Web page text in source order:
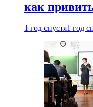
как
1 год спустя1 год